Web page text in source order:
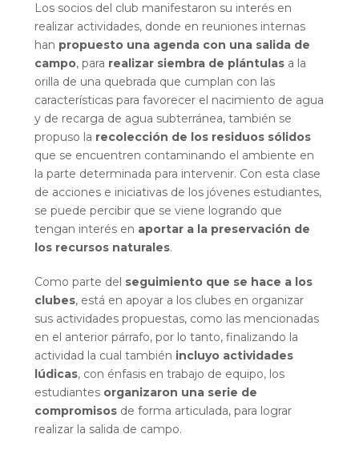
Los socios del club manifestaron su interés en
realizar actividades, donde en reuniones internas
han propuesto una agenda con una salida de
campo, para realizar siembra de plántulasa la
orilla de una quebrada que cumplan con las
características para favorecer el nacimiento de agua
y de recarga de agua subterránea, también se
propuso la recolección de los residuos sólidos
que se encuentren contaminando el ambiente en
la parte determinada para intervenir. Con esta clase
de acciones e iniciativas de los jóvenes estudiantes,
se puede percibir que se viene logrando que
tengan interés en aportar a la preservación de
los recursos naturales.
Como parte del seguimiento que se hace a los
clubes, está en apoyar a los clubes en organizar
sus actividades propuestas, como las mencionadas
en el anterior párrafo, por lo tanto, finalizando la
actividad la cual también incluyo actividades
lúdicas, con énfasis en trabajo de equipo, los
estudiantes organizaron una serie de
compromisosde forma articulada, para lograr
realizar la salida de campo.